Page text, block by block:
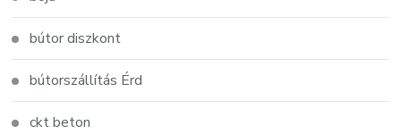
bútor diszkont
bútorszállítás Érd
ckt beton